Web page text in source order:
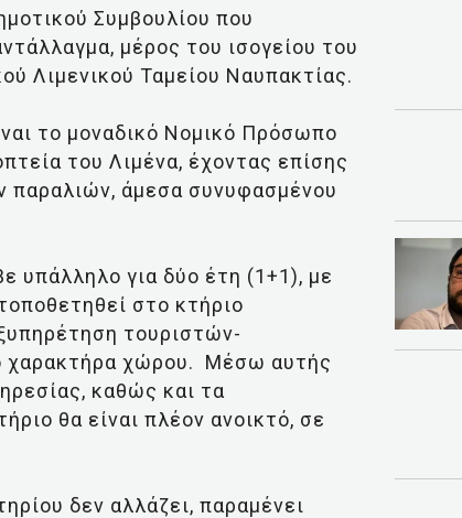
Συμβουλίου που
μέρος του ισογείου του
Λιμενικού Ταμείου Ναυπακτίας.
το μοναδικό Νομικό Πρόσωπο
του Λιμένα, έχοντας επίσης
παραλιών, άμεσα συνυφασμένου
υπάλληλο για δύο έτη (1+1), με
στο κτήριο
τουριστών-
χαρακτήρα χώρου. Μέσω αυτής
καθώς και τα
θα είναι πλέον ανοικτό, σε
δεν αλλάζει, παραμένει